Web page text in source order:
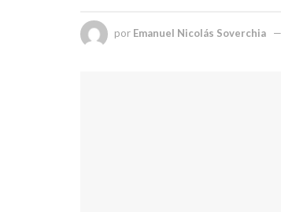
por Emanuel Nicolás Soverchia